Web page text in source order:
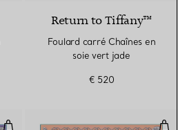
Return to Tiffany™
Foulard carré Chaînes en
soie vert jade
€ 520
Foulard carré Chaînes en soie